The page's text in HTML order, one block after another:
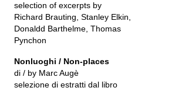
selection of excerpts by
Richard Brauting, Stanley Elkin,
Donaldd Barthelme, Thomas
Pynchon
Nonluoghi / Non-places
di / by Marc Augè
selezione di estratti dal libro